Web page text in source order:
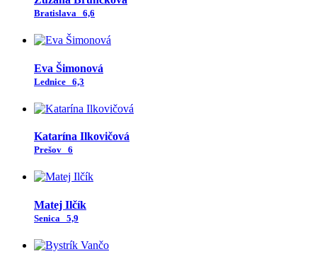
Bratislava 6,6
Eva Šimonová
Lednice 6,3
Katarína Ilkovičová
Prešov 6
Matej Ilčík
Senica 5,9